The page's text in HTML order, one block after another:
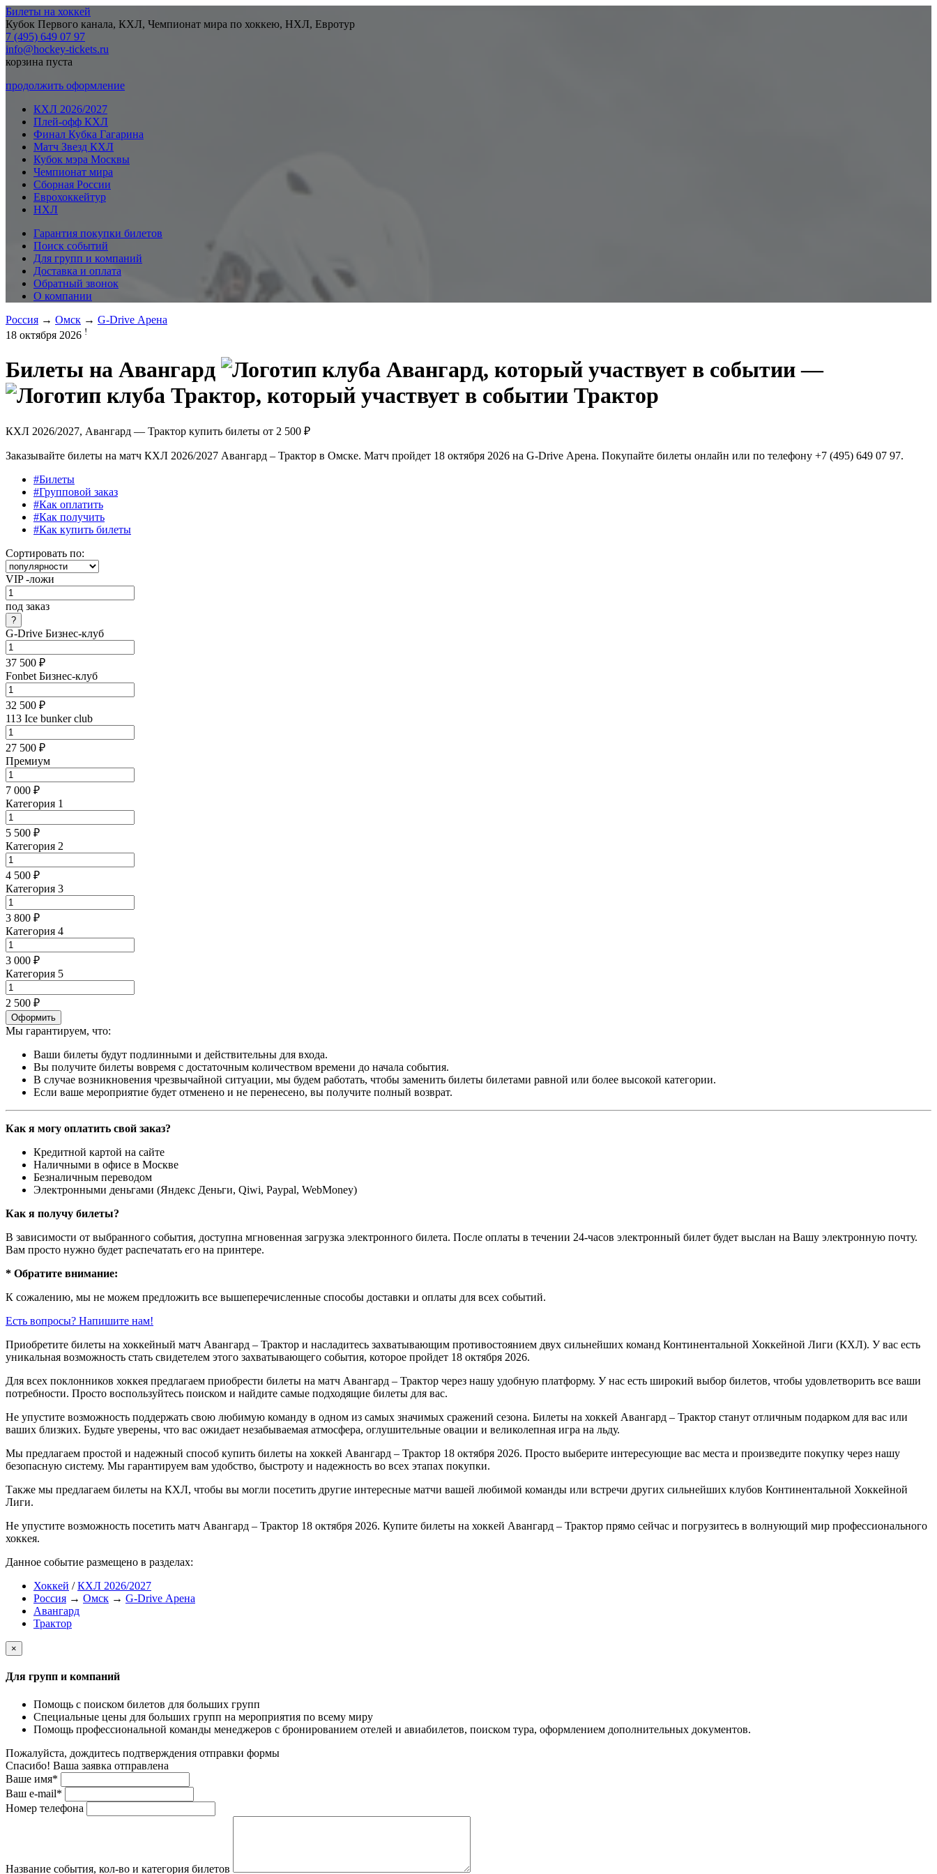
Билеты на хоккей
Кубок Первого канала, КХЛ, Чемпионат мира по хоккею, НХЛ, Евротур
7 (495) 649 07 97
info@hockey-tickets.ru
корзина пуста
продолжить оформление
КХЛ 2026/2027
Плей-офф КХЛ
Финал Кубка Гагарина
Матч Звезд КХЛ
Кубок мэра Москвы
Чемпионат мира
Сборная России
Еврохоккейтур
НХЛ
Гарантия покупки билетов
Поиск событий
Для групп и компаний
Доставка и оплата
Обратный звонок
О компании
Россия → Омск → G-Drive Арена
18 октября 2026 !
Билеты на Авангард
—
Трактор
КХЛ 2026/2027, Авангард — Трактор купить билеты от 2 500 ₽
Заказывайте билеты на матч КХЛ 2026/2027 Авангард – Трактор в Омске. Матч пройдет 18 октября 2026 на G-Drive Арена. Покупайте билеты онлайн или по телефону +7 (495) 649 07 97.
#Билеты
#Групповой заказ
#Как оплатить
#Как получить
#Как купить билеты
Сортировать по:
VIP -ложи
под заказ
G-Drive Бизнес-клуб
37 500 ₽
Fonbet Бизнес-клуб
32 500 ₽
113 Ice bunker club
27 500 ₽
Премиум
7 000 ₽
Категория 1
5 500 ₽
Категория 2
4 500 ₽
Категория 3
3 800 ₽
Категория 4
3 000 ₽
Категория 5
2 500 ₽
Оформить
Мы гарантируем, что:
Ваши билеты будут подлинными и действительны для входа.
Вы получите билеты вовремя с достаточным количеством времени до начала события.
В случае возникновения чрезвычайной ситуации, мы будем работать, чтобы заменить билеты билетами равной или более высокой категории.
Если ваше мероприятие будет отменено и не перенесено, вы получите полный возврат.
Как я могу оплатить свой заказ?
Кредитной картой на сайте
Наличными в офисе в Москве
Безналичным переводом
Электронными деньгами (Яндекс Деньги, Qiwi, Paypal, WebMoney)
Как я получу билеты?
В зависимости от выбранного события, доступна мгновенная загрузка электронного билета. После оплаты в течении 24-часов электронный билет будет выслан на Вашу электронную почту.
Вам просто нужно будет распечатать его на принтере.
* Обратите внимание:
К сожалению, мы не можем предложить все вышеперечисленные способы доставки и оплаты для всех событий.
Есть вопросы? Напишите нам!
Приобретите билеты на хоккейный матч Авангард – Трактор и насладитесь захватывающим противостоянием двух сильнейших команд Континентальной Хоккейной Лиги (КХЛ). У вас есть
уникальная возможность стать свидетелем этого захватывающего события, которое пройдет 18 октября 2026.
Для всех поклонников хоккея предлагаем приобрести билеты на матч Авангард – Трактор через нашу удобную платформу. У нас есть широкий выбор билетов, чтобы удовлетворить все ваши
потребности. Просто воспользуйтесь поиском и найдите самые подходящие билеты для вас.
Не упустите возможность поддержать свою любимую команду в одном из самых значимых сражений сезона. Билеты на хоккей Авангард – Трактор станут отличным подарком для вас или
ваших близких. Будьте уверены, что вас ожидает незабываемая атмосфера, оглушительные овации и великолепная игра на льду.
Мы предлагаем простой и надежный способ купить билеты на хоккей Авангард – Трактор 18 октября 2026. Просто выберите интересующие вас места и произведите покупку через нашу
безопасную систему. Мы гарантируем вам удобство, быстроту и надежность во всех этапах покупки.
Также мы предлагаем билеты на КХЛ, чтобы вы могли посетить другие интересные матчи вашей любимой команды или встречи других сильнейших клубов Континентальной Хоккейной
Лиги.
Не упустите возможность посетить матч Авангард – Трактор 18 октября 2026. Купите билеты на хоккей Авангард – Трактор прямо сейчас и погрузитесь в волнующий мир профессионального
хоккея.
Данное событие размещено в разделах:
Хоккей /КХЛ 2026/2027
Россия → Омск → G-Drive Арена
Авангард
Трактор
×
Для групп и компаний
Помощь с поиском билетов для больших групп
Специальные цены для больших групп на мероприятия по всему миру
Помощь профессиональной команды менеджеров с бронированием отелей и авиабилетов, поиском тура, оформлением дополнительных документов.
Пожалуйста, дождитесь подтверждения отправки формы
Спасибо! Ваша заявка отправлена
Ваше имя*
Ваш e-mail*
Номер телефона
Название события, кол-во и категория билетов